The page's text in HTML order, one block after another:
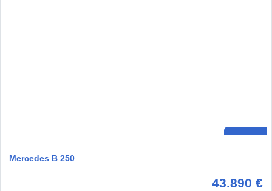
Mercedes B 250
43.890 €